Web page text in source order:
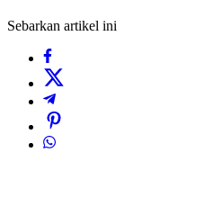
Sebarkan artikel ini